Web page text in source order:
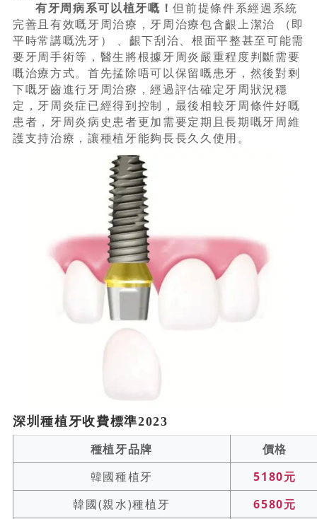
有牙周病系可以植牙嘅！但前提條件系經過系統
完善且有效嘅牙周治療，牙周治療包含齦上潔治 （即
平時常講嘅洗牙） 、齦下刮治、根面平整甚至可能需
要牙周手術等，醫生將根據牙周炎嚴重程度判斷需要
嘅治療方式。首先掹除唔可以保留嘅患牙，然後對剩
下嘅牙齒進行牙周治療，經過評估確定牙周狀況穩
定，牙周炎症已經得到控制，最後相較牙周條件好嘅
患者，牙周炎病史患者更加需要定期且長期嘅牙周維
護支持治療，讓種植牙能夠長長久久使用。
深圳種植牙收費標準2023
種植牙品牌
價格
韓國種植牙
5180元
韓國(親水)種植牙
6580元